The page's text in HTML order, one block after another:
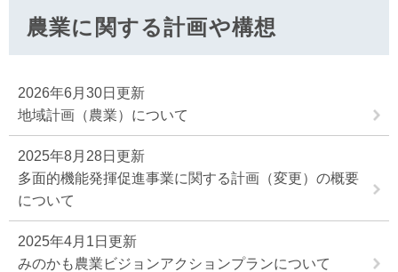
農業に関する計画や構想
2026年6月30日更新
地域計画（農業）について
2025年8月28日更新
多面的機能発揮促進事業に関する計画（変更）の概要
について
2025年4月1日更新
みのかも農業ビジョンアクションプランについて